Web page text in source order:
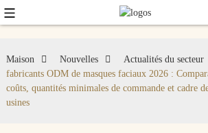
Maison Nouvelles Actualités du secteur
fabricants ODM de masques faciaux 2026 :
coûts, quantités minimales de commande et cadre
usines